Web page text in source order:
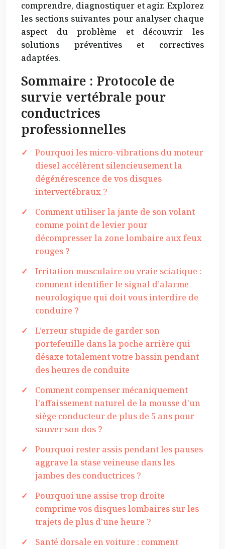
comprendre, diagnostiquer et agir. Explorez
les sections suivantes pour analyser chaque
aspect du problème et découvrir les
solutions préventives et correctives
adaptées.
Sommaire : Protocole de
survie vertébrale pour
conductrices
professionnelles
Pourquoi les micro-vibrations du moteur
diesel accélèrent silencieusement la
dégénérescence de vos disques
intervertébraux ?
Comment utiliser la jante de son volant
comme point de levier pour
décompresser la zone lombaire aux feux
rouges ?
Irritation musculaire ou vraie sciatique :
comment identifier le signal d’alarme
neurologique qui doit vous interdire de
conduire ?
L’erreur stupide de garder son
portefeuille dans la poche arrière qui
désaxe totalement votre bassin pendant
des heures de conduite
Comment compenser mécaniquement
l’affaissement naturel de la mousse d’un
siège conducteur de plus de 5 ans pour
sauver son dos ?
Pourquoi rester assis pendant les pauses
aggrave la stase veineuse dans les
jambes des conductrices ?
Pourquoi une assise trop droite
comprime vos disques lombaires sur les
trajets de plus d’une heure ?
Santé dorsale en voiture : comment